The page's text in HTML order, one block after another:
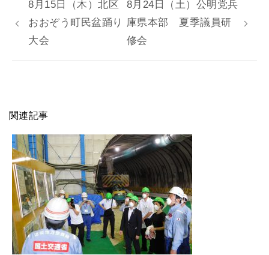
8月15日（木）北区
おおぞう町民盆踊り
大会
8月24日（土）公明党兵
庫県本部 夏季議員研
修会
関連記事